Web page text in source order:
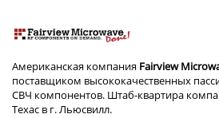
Американская компания Fairview
поставщиком высококачественных
СВЧ компонентов. Штаб-квартира
Техас в г. Льюсвилл.